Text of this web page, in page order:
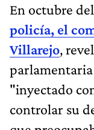
En octubre
policía, el
Villarejo,
parlamentaria
"inyectado
controlar su